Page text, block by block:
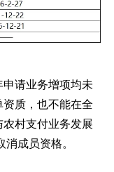
请业务增项均未
质，也不能在全
村支付业务发展
成员资格。